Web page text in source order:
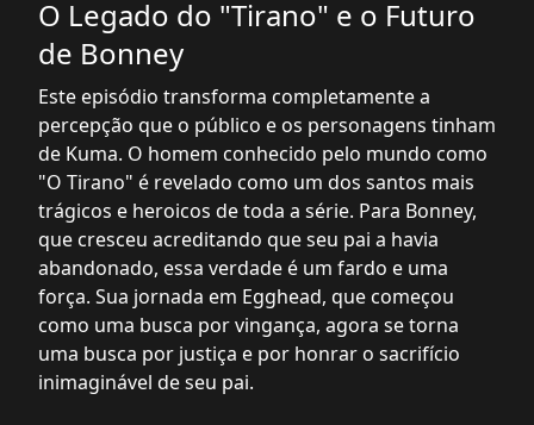
O Legado do "Tirano" e o Futuro
de Bonney
Este episódio transforma completamente a
percepção que o público e os personagens tinham
de Kuma. O homem conhecido pelo mundo como
"O Tirano" é revelado como um dos santos mais
trágicos e heroicos de toda a série. Para Bonney,
que cresceu acreditando que seu pai a havia
abandonado, essa verdade é um fardo e uma
força. Sua jornada em Egghead, que começou
como uma busca por vingança, agora se torna
uma busca por justiça e por honrar o sacrifício
inimaginável de seu pai.